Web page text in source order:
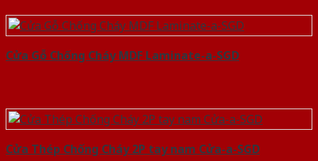
Cửa Gỗ Chống Cháy MDF Laminate-a-SGD
Cửa Thép Chống Cháy 2P tay nam Cửa-a-SGD